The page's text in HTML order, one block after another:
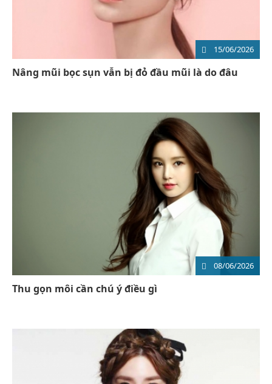
15/06/2026
Nâng mũi bọc sụn vẫn bị đỏ đầu mũi là do đâu
08/06/2026
Thu gọn môi cần chú ý điều gì